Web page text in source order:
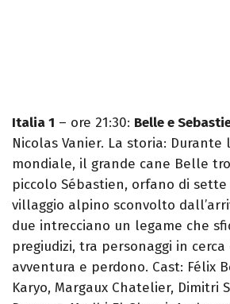
Italia 1 – ore 21:30: Belle e
Nicolas Vanier. La storia: Durante
mondiale, il grande cane Belle
piccolo Sébastien, orfano di
villaggio alpino sconvolto
due intrecciano un legame che
pregiudizi, tra personaggi in cerca
avventura e perdono. Cast: Félix
Karyo, Margaux Chatelier, Dimitri